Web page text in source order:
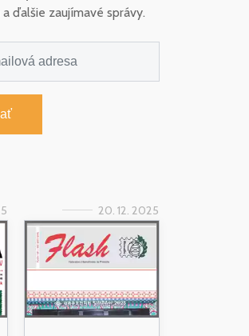
ďalšie zaujímavé správy.
20. 12. 2025